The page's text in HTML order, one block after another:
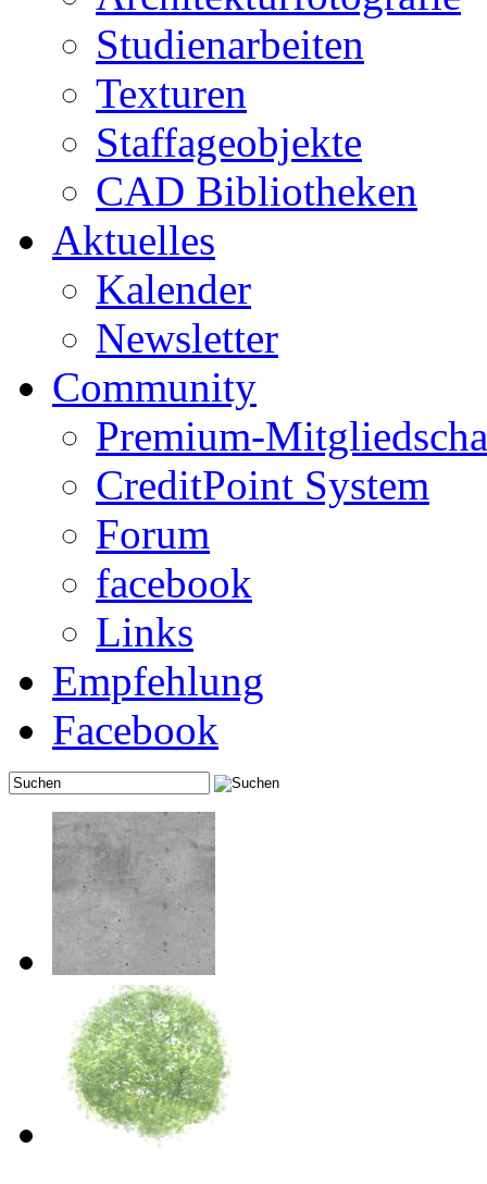
Studienarbeiten
Texturen
Staffageobjekte
CAD Bibliotheken
Aktuelles
Kalender
Newsletter
Community
Premium-
CreditPoint System
Forum
facebook
Links
Empfehlung
Facebook